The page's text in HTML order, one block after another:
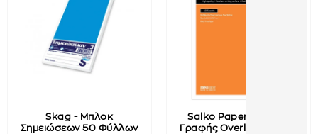
Skag - Μπλοκ
Σημειώσεων 50 Φύλλων
Salko Paper - Μπλοκ
Γραφής Overlap Ριγέ Α4